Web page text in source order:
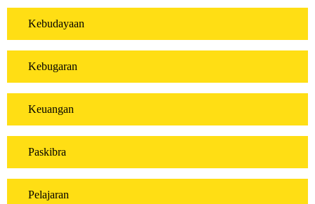
Kebudayaan
Kebugaran
Keuangan
Paskibra
Pelajaran